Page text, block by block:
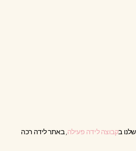
בקבוצה לידה פעילה , באתר לידה רכה